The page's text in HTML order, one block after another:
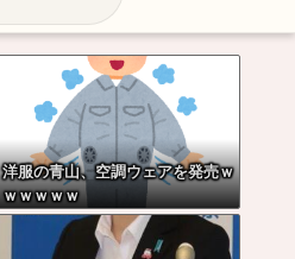
洋服の青山、空調ウェアを発売ｗ
ｗｗｗｗｗ